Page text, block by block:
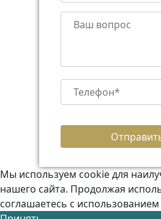
Мы используем cookie для
нашего сайта. Продолжая
соглашаетесь с